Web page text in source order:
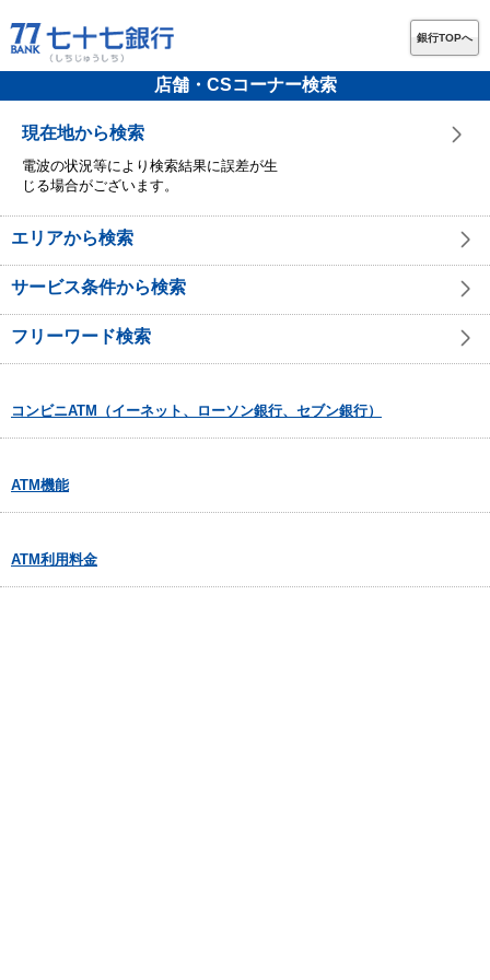
銀行TOPへ
店舗・CSコーナー検索
現在地から検索
電波の状況等により検索結果に誤差が生
じる場合がございます。
エリアから検索
サービス条件から検索
フリーワード検索
コンビニATM（イーネット、ローソン銀行、セブン銀行）
ATM機能
ATM利用料金